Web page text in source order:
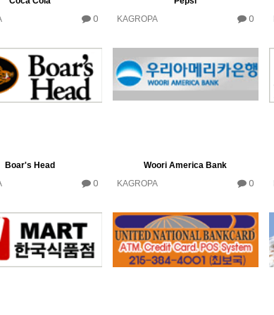
0
KAGROPA
0
Boar's Head
0
Woori America Bank
KAGROPA
0